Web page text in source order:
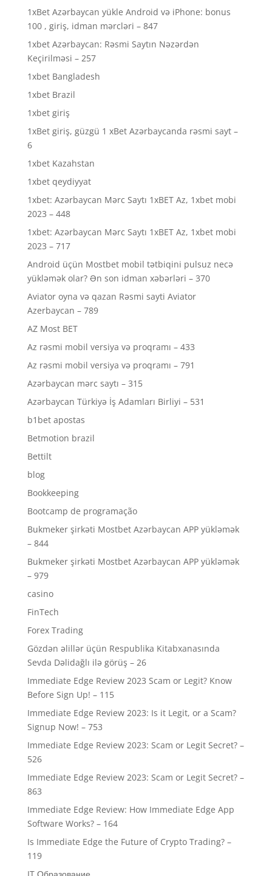
1xBet Azərbaycan yükle Android və iPhone: bonus
100 , giriş, idman mərcləri – 847
1xbet Azərbaycan: Rəsmi Saytın Nəzərdən
Keçirilməsi – 257
1xbet Bangladesh
1xbet Brazil
1xbet giriş
1xBet giriş, güzgü 1 xBet Azərbaycanda rəsmi sayt –
6
1xbet Kazahstan
1xbet qeydiyyat
1xbet: Azərbaycan Mərc Saytı 1xBET Az, 1xbet mobi
2023 – 448
1xbet: Azərbaycan Mərc Saytı 1xBET Az, 1xbet mobi
2023 – 717
Android üçün Mostbet mobil tətbiqini pulsuz necə
yükləmək olar? Ən son idman xəbərləri – 370
Aviator oyna və qazan Rəsmi sayti Aviator
Azerbaycan – 789
AZ Most BET
Az rəsmi mobil versiya və proqramı – 433
Az rəsmi mobil versiya və proqramı – 791
Azərbaycan mərc saytı – 315
Azərbaycan Türkiyə İş Adamları Birliyi – 531
b1bet apostas
Betmotion brazil
Bettilt
blog
Bookkeeping
Bootcamp de programação
Bukmeker şirkəti Mostbet Azərbaycan APP yükləmək
– 844
Bukmeker şirkəti Mostbet Azərbaycan APP yükləmək
– 979
casino
FinTech
Forex Trading
Gözdən əlillər üçün Respublika Kitabxanasında
Sevda Dəlidağlı ilə görüş – 26
Immediate Edge Review 2023 Scam or Legit? Know
Before Sign Up! – 115
Immediate Edge Review 2023: Is it Legit, or a Scam?
Signup Now! – 753
Immediate Edge Review 2023: Scam or Legit Secret? –
526
Immediate Edge Review 2023: Scam or Legit Secret? –
863
Immediate Edge Review: How Immediate Edge App
Software Works? – 164
Is Immediate Edge the Future of Crypto Trading? –
119